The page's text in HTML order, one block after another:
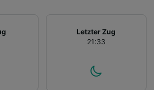
Letzter Zug
21:33